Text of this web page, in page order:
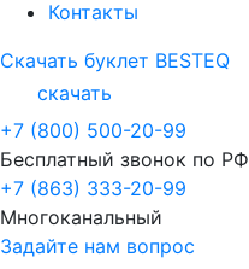
Контакты
Скачать буклет BESTEQ
скачать
+7 (800) 500-20-99
Бесплатный звонок по РФ
+7 (863) 333-20-99
Многоканальный
Задайте нам вопрос